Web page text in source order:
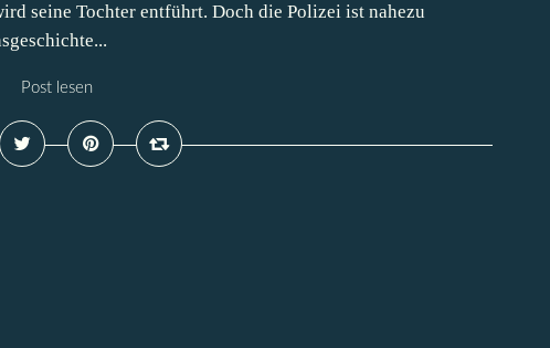
seine Tochter entführt. Doch die Polizei ist nahezu
Post lesen